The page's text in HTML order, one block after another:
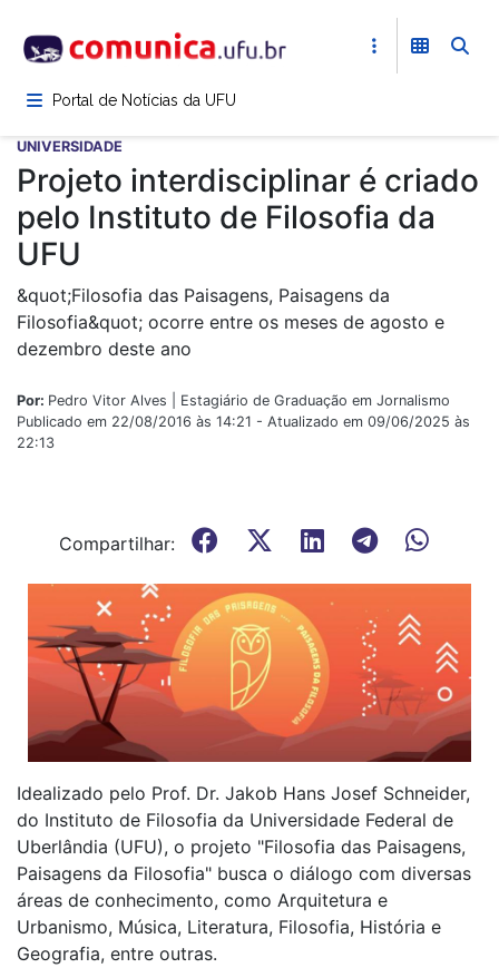
para
conteúdoPortal de Notícias da UFU
UNIVERSIDADE
Projeto interdisciplinar é criado
pelo Instituto de Filosofia da
UFU
&quot;Filosofia das Paisagens, Paisagens da
Filosofia&quot; ocorre entre os meses de agosto e
dezembro deste ano
Por: Pedro Vitor Alves | Estagiário de Graduação em Jornalismo
Publicado em 22/08/2016 às 14:21 - Atualizado em 09/06/2025 às
22:13
Compartilhar:
Idealizado pelo Prof. Dr. Jakob Hans Josef Schneider,
do Instituto de Filosofia da Universidade Federal de
Uberlândia (UFU), o projeto "Filosofia das Paisagens,
Paisagens da Filosofia" busca o diálogo com diversas
áreas de conhecimento, como Arquitetura e
Urbanismo, Música, Literatura, Filosofia, História e
Geografia, entre outras.